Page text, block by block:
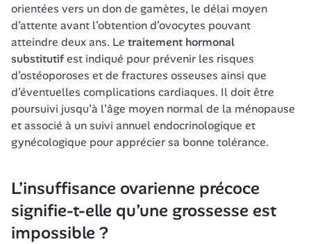
orientées vers un don de gamètes, le délai moyen
d’attente avant l’obtention d’ovocytes pouvant
atteindre deux ans. Le traitement hormonal
substitutif est indiqué pour prévenir les risques
d’ostéoporoses et de fractures osseuses ainsi que
d’éventuelles complications cardiaques. Il doit être
poursuivi jusqu’à l’âge moyen normal de la ménopause
et associé à un suivi annuel endocrinologique et
gynécologique pour apprécier sa bonne tolérance.
L’insuffisance ovarienne précoce
signifie-t-elle qu’une grossesse est
impossible ?